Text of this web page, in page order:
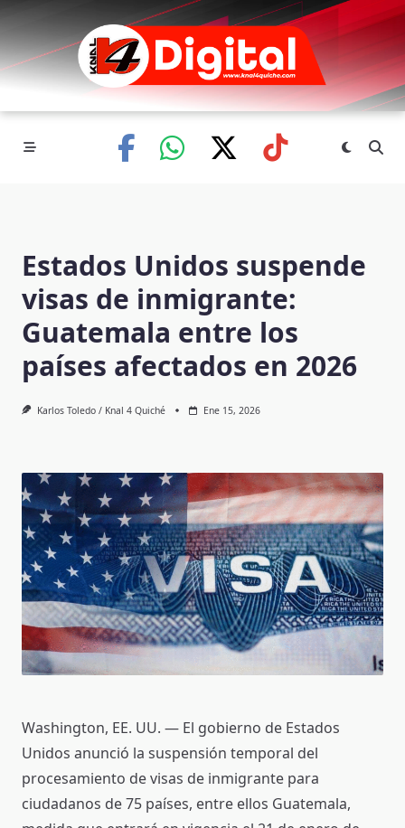
Skip
content
Estados Unidos suspende
visas de inmigrante:
Guatemala entre los
países afectados en 2026
Karlos Toledo / Knal 4 Quiché Ene 15, 2026
Washington, EE. UU. — El gobierno de Estados
Unidos anunció la suspensión temporal del
procesamiento de visas de inmigrante para
ciudadanos de 75 países, entre ellos Guatemala,